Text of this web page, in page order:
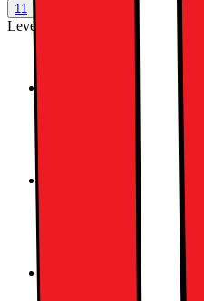
11
Leverantörens färgnamn Starlight